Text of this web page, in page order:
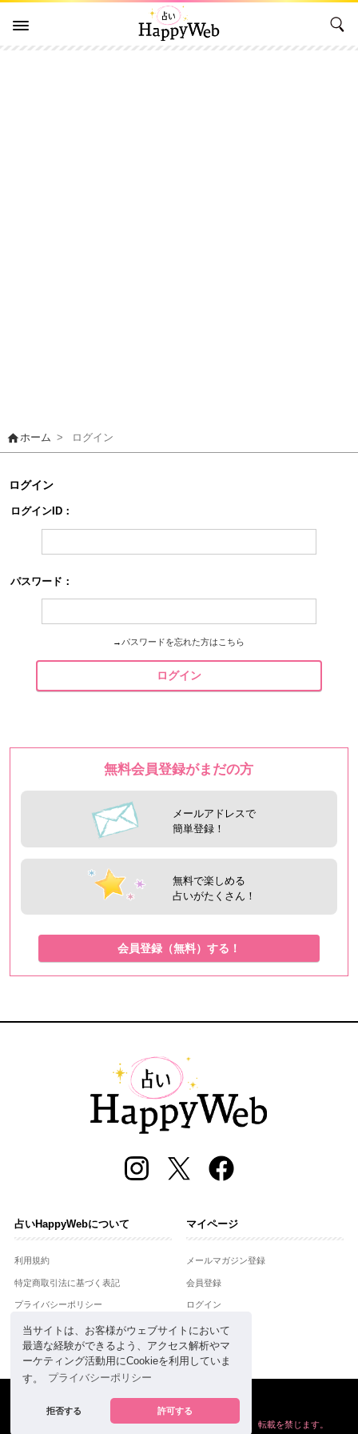
当サイトは、お客様がウェブサイトにおいて
最適な経験ができるよう、アクセス解析やマ
ーケティング活動用にCookieを利用していま
す。
プライバシーポリシー
拒否する 許可する
homeホーム > ログイン
ログイン
ログインID：
パスワード：
→ パスワードを忘れた方はこちら
ログイン
無料会員登録がまだの方
メールアドレスで
簡単登録！
無料で楽しめる
占いがたくさん！
会員登録（無料）する！
占いHappyWebについて
利用規約
特定商取引法に基づく表記
プライバシーポリシー
運営会社
お問合せ
マイページ
メールマガジン登録
会員登録
ログイン
powered by
掲載の情報や画像など、すべてのコンテンツの無断複写、転載を禁じます。